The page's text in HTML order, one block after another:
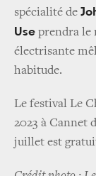
spécialité de
Use prendra le
électrisante
habitude.
Le festival Le
2023 à Cannet
juillet est